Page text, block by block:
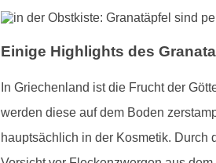
Einige Highlights des
In Griechenland ist die Frucht der
werden diese auf dem Boden
hauptsächlich in der Kosmetik. Durch